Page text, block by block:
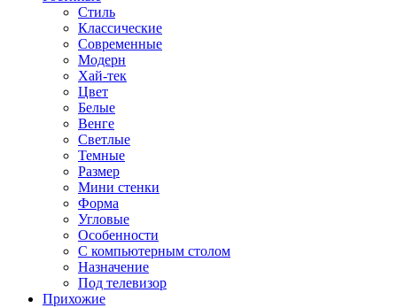
Стиль
Классические
Современные
Модерн
Хай-тек
Цвет
Белые
Венге
Светлые
Темные
Размер
Мини стенки
Форма
Угловые
Особенности
С компьютерным столом
Назначение
Под телевизор
Прихожие